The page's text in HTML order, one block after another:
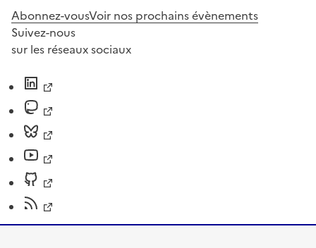
Abonnez-vousVoir nos prochains évènements
Suivez-nous
sur les réseaux sociaux